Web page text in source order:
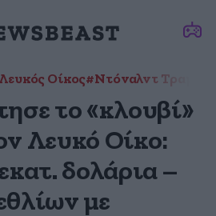
Οίκος#Ντόναλντ Τραμπ
το «κλουβί»
Λευκό Οίκο:
δολάρια –
με